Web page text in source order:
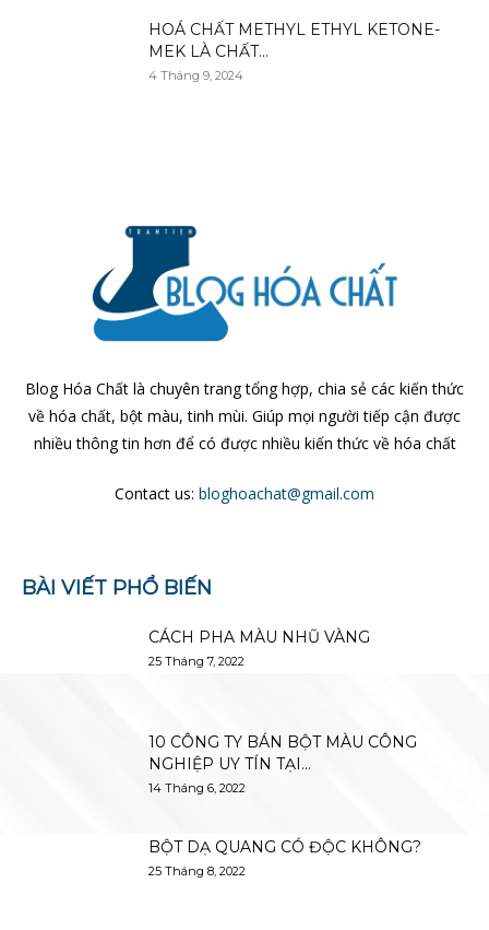
HOÁ CHẤT METHYL ETHYL KETONE-
MEK LÀ CHẤT...
4 Tháng 9, 2024
Blog Hóa Chất là chuyên trang tổng hợp, chia sẻ các kiến thức
về hóa chất, bột màu, tinh mùi. Giúp mọi người tiếp cận được
nhiều thông tin hơn để có được nhiều kiến thức về hóa chất
Contact us: bloghoachat@gmail.com
BÀI VIẾT PHỔ BIẾN
CÁCH PHA MÀU NHŨ VÀNG
25 Tháng 7, 2022
10 CÔNG TY BÁN BỘT MÀU CÔNG
NGHIỆP UY TÍN TẠI...
14 Tháng 6, 2022
BỘT DẠ QUANG CÓ ĐỘC KHÔNG?
25 Tháng 8, 2022